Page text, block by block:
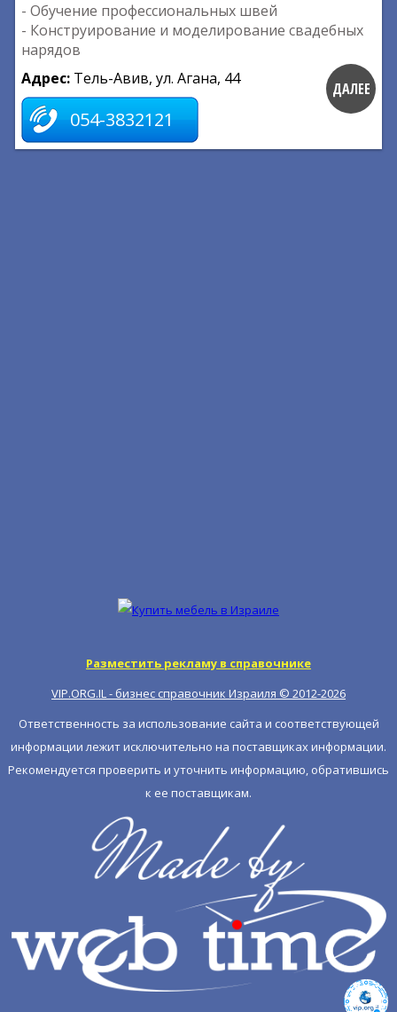
- Обучение профессиональных швей
- Конструирование и моделирование свадебных
нарядов
Адрес: Тель-Авив, ул. Агана, 44
054-3832121
ДАЛЕЕ
Разместить рекламу в справочнике
VIP.ORG.IL - бизнес справочник Израиля © 2012-2026
Ответственность за использование сайта и соответствующей
информации лежит исключительно на поставщиках информации.
Рекомендуется проверить и уточнить информацию, обратившись
к ее поставщикам.